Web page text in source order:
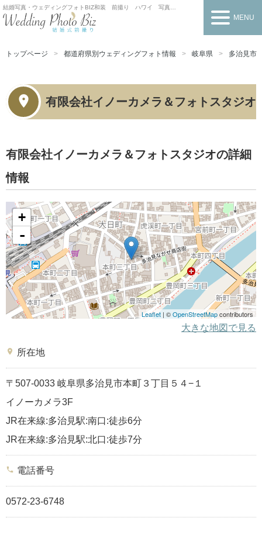
結婚写真・ウェディングフォトBIZ和装 前撮り ハワイ 写真だけの結婚式
MENU
トップページ 都道府県別ウェディングフォト情報 岐阜県 多治見市
有限会社イノーカメラ＆フォトスタジオ
有限会社イノーカメラ＆フォトスタジオの詳細
情報
+
-
Leaflet | ©OpenStreetMapcontributors
大きな地図で見る
place 所在地
〒507-0033 岐阜県多治見市本町３丁目５４−１
イノーカメラ3F
JR在来線:多治見駅:南口:徒歩6分
JR在来線:多治見駅:北口:徒歩7分
phone 電話番号
0572-23-6748